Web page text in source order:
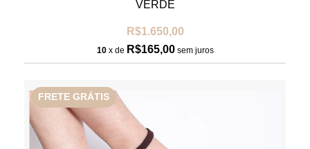
VERDE
R$1.650,00
10 x de R$165,00 sem juros
FRETE GRÁTIS